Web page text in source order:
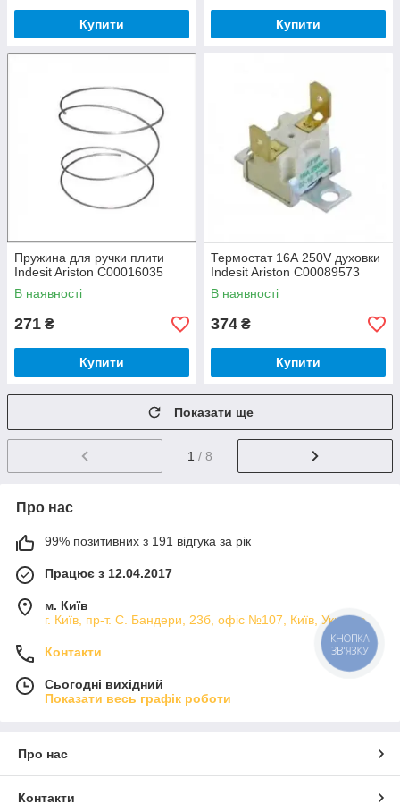
Купити Купити
Пружина для ручки плити
Indesit Ariston C00016035
В наявності
271 ₴
Купити
Термостат 16А 250V духовки
Indesit Ariston C00089573
В наявності
374 ₴
Купити
Показати ще
1 / 8
Про нас
99% позитивних з 191 відгука за рік
Працює з 12.04.2017
м. Київ
г. Київ, пр-т. С. Бандери, 23б, офіс №107, Київ, Україна
Контакти
Сьогодні вихідний
Показати весь графік роботи
Про нас
Контакти
КНОПКА
ЗВ'ЯЗКУ